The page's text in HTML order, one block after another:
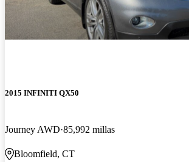
2015 INFINITI QX50
Journey AWD 85,992 millas
Bloomfield, CT